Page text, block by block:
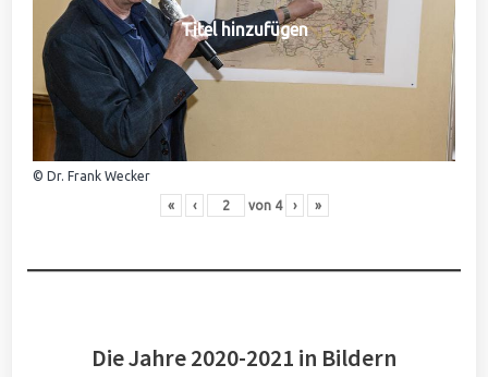
Titel hinzufügen
© Dr. Frank Wecker
« ‹ von 4 › »
Die Jahre 2020-2021 in Bildern